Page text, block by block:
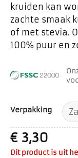
kruiden kan
zachte smaak
of met stevia.
100% puur en
Verpakking
€3,30
Dit product is uit